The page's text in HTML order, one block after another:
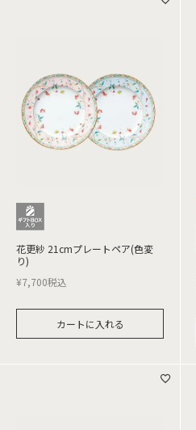
花更紗 21cmプレートペア(色変
り)
¥7,700税込
カートに入れる